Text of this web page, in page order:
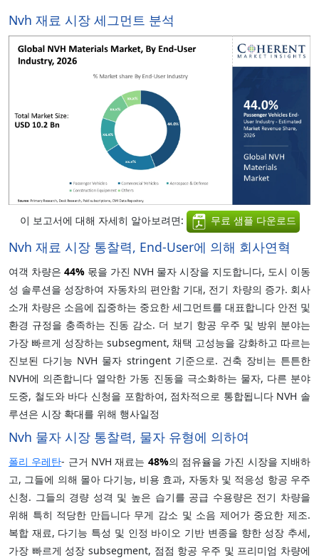
Nvh 재료 시장 세그먼트 분석
이 보고서에 대해 자세히 알아보려면: 무료 샘플 다운로드
Nvh 재료 시장 통찰력, End-User에 의해 회사연혁
여객 차량은 44% 몫을 가진 NVH 물자 시장을 지도합니다, 도시 이동
성 솔루션을 성장하여 자동차의 편안함 기대, 전기 차량의 증가. 회사
소개 차량은 소음에 집중하는 중요한 세그먼트를 대표합니다 안전 및
환경 규정을 충족하는 진동 감소. 더 보기 항공 우주 및 방위 분야는
가장 빠르게 성장하는 subsegment, 채택 고성능을 강화하고 따르는
진보된 다기능 NVH 물자 stringent 기준으로. 건축 장비는 튼튼한
NVH에 의존합니다 열악한 가동 진동을 극소화하는 물자, 다른 분야
도중, 철도와 바다 신청을 포함하여, 점차적으로 통합됩니다 NVH 솔
루션은 시장 확대를 위해 행사일정
Nvh 물자 시장 통찰력, 물자 유형에 의하여
폴리 우레탄- 근거 NVH 재료는 48%의 점유율을 가진 시장을 지배하
고, 그들에 의해 몰아 다기능, 비용 효과, 자동차 및 적응성 항공 우주
신청. 그들의 경량 성격 및 높은 습기를 공급 수용량은 전기 차량을
위해 특히 적당한 만듭니다 무게 감소 및 소음 제어가 중요한 제조.
복합 재료, 다기능 특성 및 인정 바이오 기반 변종을 향한 성장 추세,
가장 빠르게 성장 subsegment, 점점 항공 우주 및 프리미엄 차량에